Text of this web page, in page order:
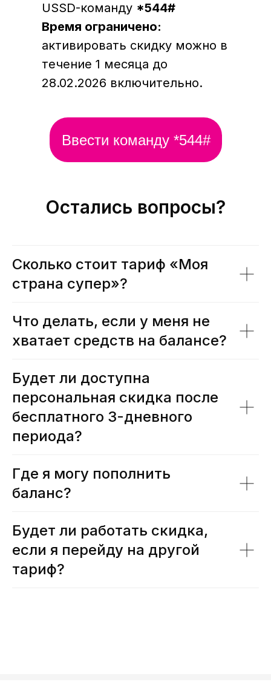
USSD-команду *544#
Время ограничено:
активировать скидку можно в
течение 1 месяца до
28.02.2026 включительно.
Ввести команду *544#
Остались вопросы?
Сколько стоит тариф «Моя
страна супер»?
Что делать, если у меня не
хватает средств на балансе?
Будет ли доступна
персональная скидка после
бесплатного 3-дневного
периода?
Где я могу пополнить
баланс?
Будет ли работать скидка,
если я перейду на другой
тариф?